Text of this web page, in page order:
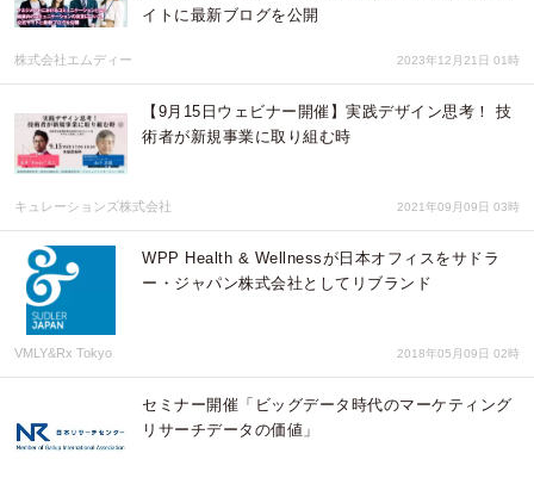
イトに最新ブログを公開
株式会社エムディー 2023年12月21日 01時
【9月15日ウェビナー開催】実践デザイン思考！ 技
術者が新規事業に取り組む時
キュレーションズ株式会社 2021年09月09日 03時
WPP Health & Wellnessが日本オフィスをサドラ
ー・ジャパン株式会社としてリブランド
VMLY&Rx Tokyo 2018年05月09日 02時
セミナー開催「ビッグデータ時代のマーケティング
リサーチデータの価値」